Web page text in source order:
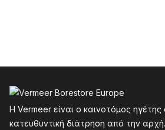
Η Vermeer είναι ο καινοτόμος ηγέτης
κατευθυντική διάτρηση από την